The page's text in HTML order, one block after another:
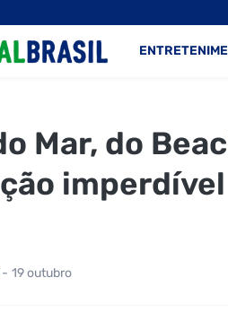
Mar, do
- 19 outubro